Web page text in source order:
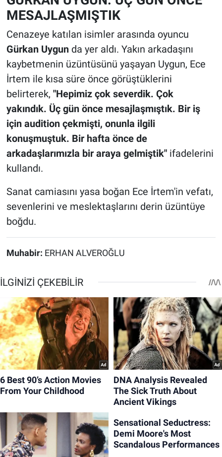
MESAJLAŞMIŞTIK
Cenazeye katılan isimler arasında oyuncu
Gürkan Uygunda yer aldı. Yakın arkadaşını
kaybetmenin üzüntüsünü yaşayan Uygun, Ece
İrtem ile kısa süre önce görüştüklerini
belirterek, "Hepimiz çok severdik. Çok
yakındık. Üç gün önce mesajlaşmıştık. Bir iş
için audition çekmişti, onunla ilgili
konuşmuştuk. Bir hafta önce de
arkadaşlarımızla bir araya gelmiştik"ifadelerini
kullandı.
Sanat camiasını yasa boğan Ece İrtem'in vefatı,
sevenlerini ve meslektaşlarını derin üzüntüye
boğdu.
Muhabir: ERHAN ALVEROĞLU